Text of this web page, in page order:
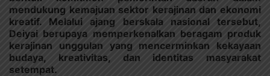
mendukung kemajuan sektor kerajinan dan ekonomi
kreatif. Melalui ajang berskala nasional tersebut,
Deiyai berupaya memperkenalkan beragam produk
kerajinan unggulan yang mencerminkan kekayaan
budaya, kreativitas, dan identitas masyarakat
setempat.